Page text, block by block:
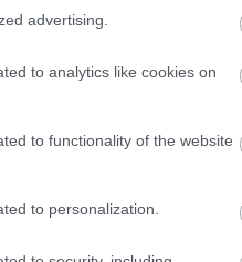
advertising.
to analytics like cookies on
to functionality of the website
to personalization.
mint például a
egyénnek a stressz
A pozitív
az általános